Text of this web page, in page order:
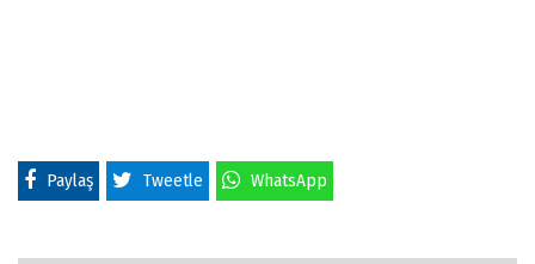
Paylaş Tweetle WhatsApp